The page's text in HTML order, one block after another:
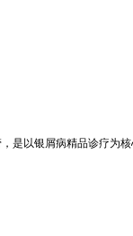
是以银屑病精品诊疗为